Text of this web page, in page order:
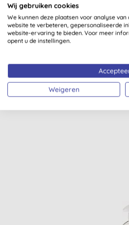
HERVULBAAR
Wij gebruiken cookies
We kunnen deze plaatsen voor analyse
website te verbeteren, gepersonaliseerde
website-ervaring te bieden. Voor meer
opent u de instellingen.
Weigeren